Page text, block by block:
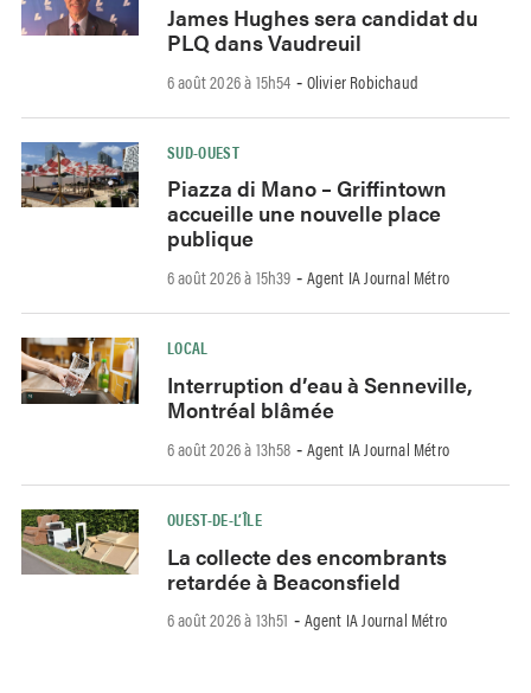
James Hughes sera candidat du
PLQ dans Vaudreuil
6 août 2026 à 15h54 - Olivier Robichaud
SUD-OUEST
Piazza di Mano – Griffintown
accueille une nouvelle place
publique
6 août 2026 à 15h39 - Agent IA Journal Métro
LOCAL
Interruption d’eau à Senneville,
Montréal blâmée
6 août 2026 à 13h58 - Agent IA Journal Métro
OUEST-DE-L’ÎLE
La collecte des encombrants
retardée à Beaconsfield
6 août 2026 à 13h51 - Agent IA Journal Métro